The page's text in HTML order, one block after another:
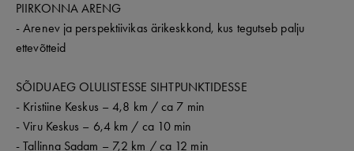
PIIRKONNA ARENG
- Arenev ja perspektiivikas ärikeskkond, kus tegutseb palju
ettevõtteid
SÕIDUAEG OLULISTESSE SIHTPUNKTIDESSE
- Kristiine Keskus – 4,8 km / ca 7 min
- Viru Keskus – 6,4 km / ca 10 min
- Tallinna Sadam – 7,2 km / ca 12 min